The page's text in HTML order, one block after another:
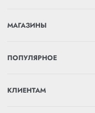
МАГАЗИНЫ
ПОПУЛЯРНОЕ
КЛИЕНТАМ